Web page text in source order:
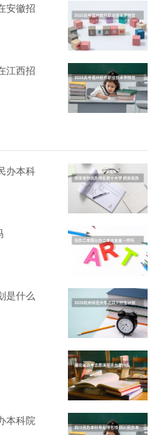
安徽招
江西招
办本科
是什么
本科院